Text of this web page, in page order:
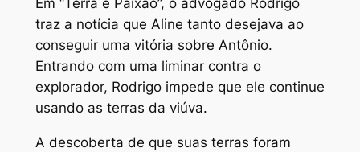
Em “Terra e Paixão”, o advogado Rodrigo
traz a notícia que Aline tanto desejava ao
conseguir uma vitória sobre Antônio.
Entrando com uma liminar contra o
explorador, Rodrigo impede que ele continue
usando as terras da viúva.
A descoberta de que suas terras foram